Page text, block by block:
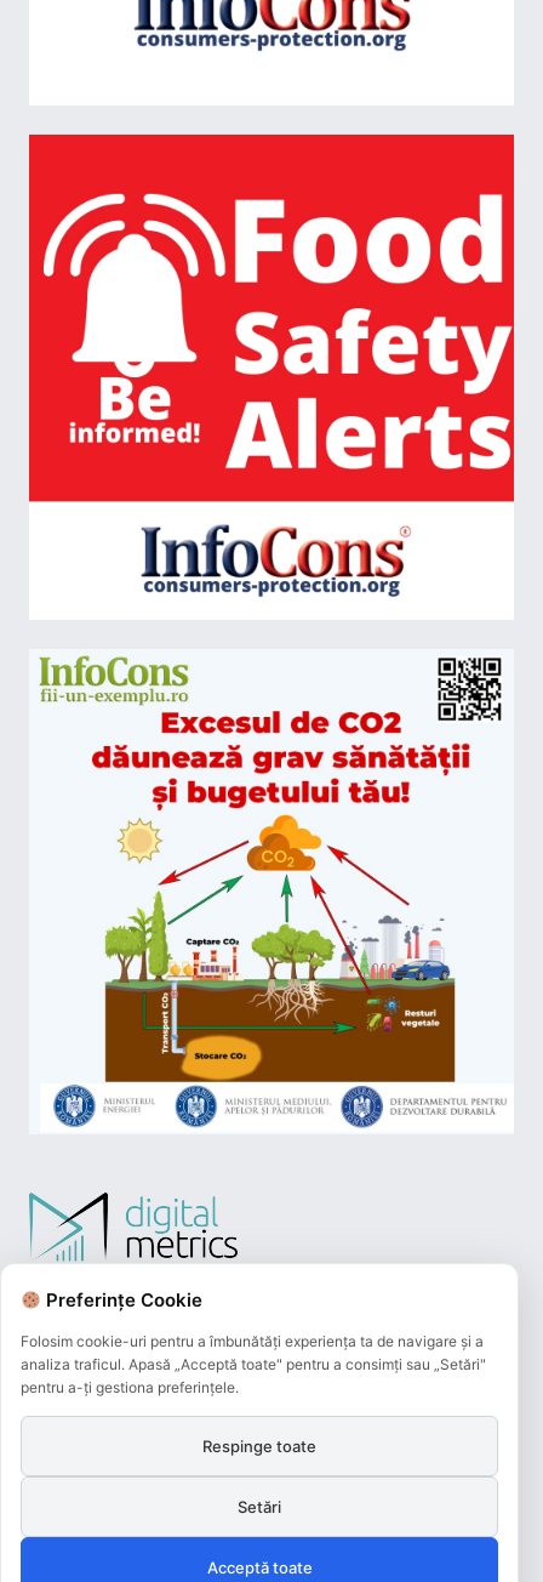
și beneficiază de 3D-Secure.
Preferințe Cookie
Folosim cookie-uri pentru a îmbunătăți experiența ta de navigare și a
analiza traficul. Apasă „Acceptă toate" pentru a consimți sau „Setări"
pentru a-ți gestiona preferințele.
Respinge toate
Setări
Acceptă toate